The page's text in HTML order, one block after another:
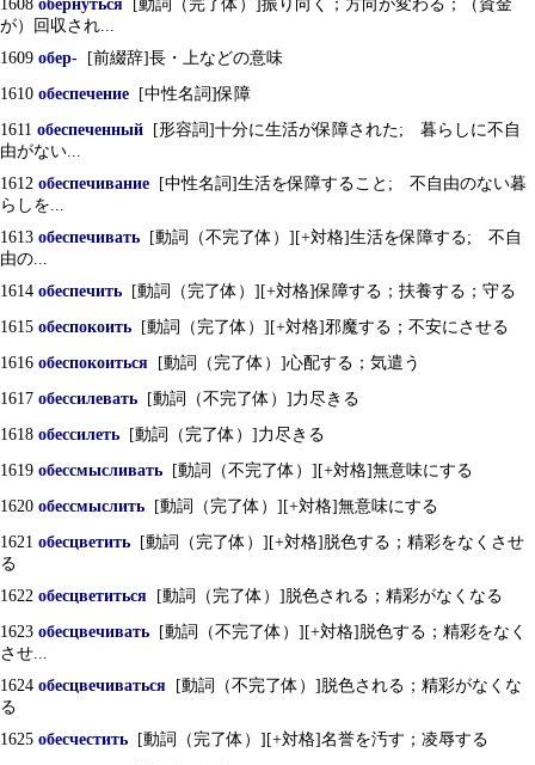
1608 обернуться [動詞（完了体）]振り向く；方向が変わる；（資金
が）回収され...
1609 обер- [前綴辞]長・上などの意味
1610 обеспечение [中性名詞]保障
1611 обеспеченный [形容詞]十分に生活が保障された; 暮らしに不自
由がない...
1612 обеспечивание [中性名詞]生活を保障すること; 不自由のない暮
らしを...
1613 обеспечивать [動詞（不完了体）][+対格]生活を保障する; 不自
由の...
1614 обеспечить [動詞（完了体）][+対格]保障する；扶養する；守る
1615 обеспокоить [動詞（完了体）][+対格]邪魔する；不安にさせる
1616 обеспокоиться [動詞（完了体）]心配する；気遣う
1617 обессилевать [動詞（不完了体）]力尽きる
1618 обессилеть [動詞（完了体）]力尽きる
1619 обессмысливать [動詞（不完了体）][+対格]無意味にする
1620 обессмыслить [動詞（完了体）][+対格]無意味にする
1621 обесцветить [動詞（完了体）][+対格]脱色する；精彩をなくさせ
る
1622 обесцветиться [動詞（完了体）]脱色される；精彩がなくなる
1623 обесцвечивать [動詞（不完了体）][+対格]脱色する；精彩をなく
させ...
1624 обесцвечиваться [動詞（不完了体）]脱色される；精彩がなくな
る
1625 обесчестить [動詞（完了体）][+対格]名誉を汚す；凌辱する